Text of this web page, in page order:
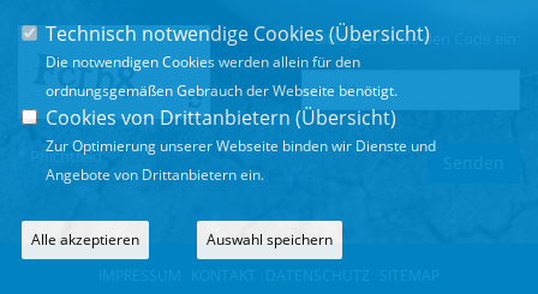
Bitte geben Sie den Code ein:
* Pflichtfeld
IMPRESSUM KONTAKT DATENSCHUTZ SITEMAP
Technisch notwendige Cookies (Übersicht)
Die notwendigen Cookies werden allein für den
ordnungsgemäßen Gebrauch der Webseite benötigt.
Cookies von Drittanbietern (Übersicht)
Zur Optimierung unserer Webseite binden wir Dienste und
Angebote von Drittanbietern ein.
Alle akzeptieren Auswahl speichern